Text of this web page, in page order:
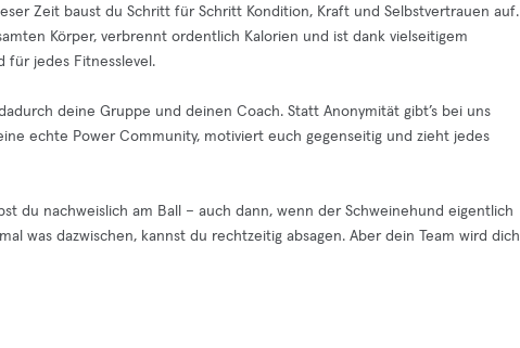
Zeit baust du Schritt für Schritt Kondition, Kraft und Selbstvertrauen auf.
Körper, verbrennt ordentlich Kalorien und ist dank vielseitigem
für jedes Fitnesslevel.
deine Gruppe und deinen Coach. Statt Anonymität gibt’s bei uns
echte Power Community, motiviert euch gegenseitig und zieht jedes
du nachweislich am Ball – auch dann, wenn der Schweinehund eigentlich
was dazwischen, kannst du rechtzeitig absagen. Aber dein Team wird dich